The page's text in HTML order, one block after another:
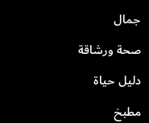
جمال
صحة ورشاقة
دليل حياة
مطبخ